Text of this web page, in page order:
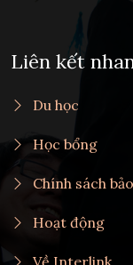
Liên kết
Du học
Học bổng
Chính sách
Hoạt động
Về Interlink